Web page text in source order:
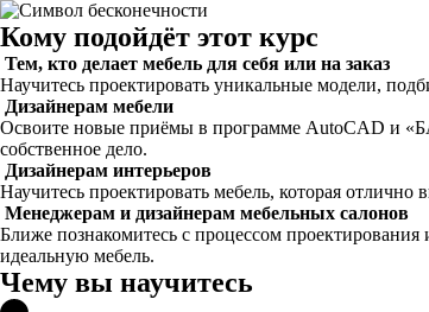
Кому подойдёт этот курс
Тем, кто делает мебель для себя или на заказ
Научитесь проектировать уникальные модели,
Дизайнерам мебели
Освоите новые приёмы в программе AutoCAD и
собственное дело.
Дизайнерам интерьеров
Научитесь проектировать мебель, которая
Менеджерам и дизайнерам мебельных салонов
Ближе познакомитесь с процессом
идеальную мебель.
Чему вы научитесь